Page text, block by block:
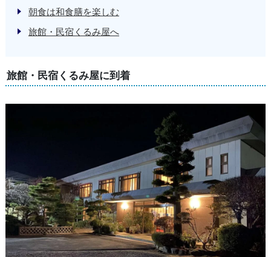
朝食は和食膳を楽しむ
旅館・民宿くるみ屋へ
旅館・民宿くるみ屋に到着